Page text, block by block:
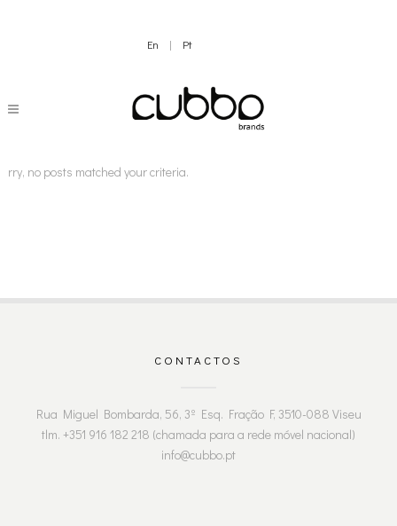
En | Pt
no posts matched your criteria.
CONTACTOS
Rua Miguel Bombarda, 56, 3º Esq. Fração F, 3510-088 Viseu
tlm. +351 916 182 218 (chamada para a rede móvel nacional)
info@cubbo.pt